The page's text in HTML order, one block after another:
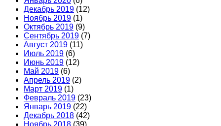
Декабрь 2019 (12)
Ноябрь 2019 (1)
Октябрь 2019 (9)
Сентябрь 2019 (7)
Август 2019 (11)
Июль 2019 (6)
Июнь 2019 (12)
Май 2019 (6)
Апрель 2019 (2)
Март 2019 (1)
Февраль 2019 (23)
Январь 2019 (22)
Декабрь 2018 (42)